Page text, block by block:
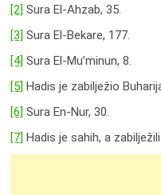
[2] Sura El-Ahzab, 35.
[3] Sura El-Bekare, 177.
[4] Sura El-Mu’minun, 8.
[5] Hadis je zabilježio
[6] Sura En-Nur, 30.
[7] Hadis je sahih, a